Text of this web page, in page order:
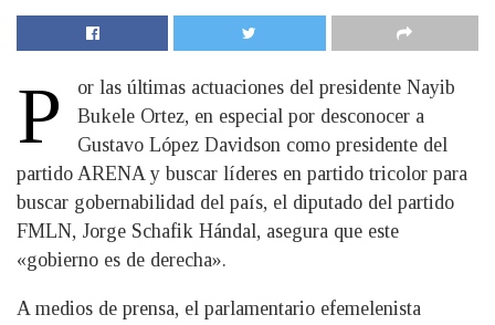
P
or las últimas actuaciones del presidente Nayib
Bukele Ortez, en especial por desconocer a
Gustavo López Davidson como presidente del
partido ARENA y buscar líderes en partido tricolor para
buscar gobernabilidad del país, el diputado del partido
FMLN, Jorge Schafik Hándal, asegura que este
«gobierno es de derecha».
A medios de prensa, el parlamentario efemelenista